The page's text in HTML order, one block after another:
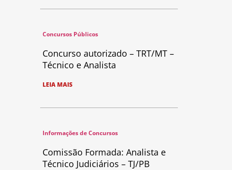
Concursos Públicos
Concurso autorizado – TRT/MT –
Técnico e Analista
LEIA MAIS
Informações de Concursos
Comissão Formada: Analista e
Técnico Judiciários – TJ/PB